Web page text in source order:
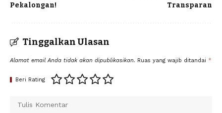
Pekalongan!
Transparan
Tinggalkan Ulasan
Alamat email Anda tidak akan dipublikasikan. Ruas yang wajib ditandai *
Beri Rating